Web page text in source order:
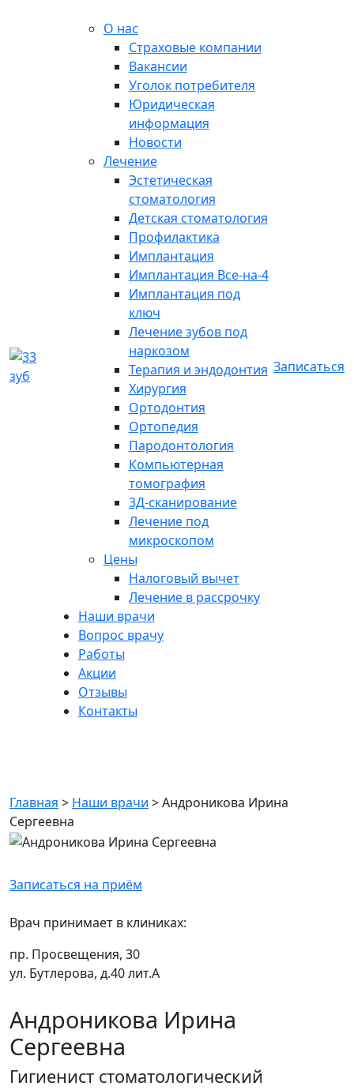
О нас
Страховые компании
Вакансии
Уголок потребителя
Юридическая
информация
Новости
Лечение
Эстетическая
стоматология
Детская стоматология
Профилактика
Имплантация
Имплантация Все-на-4
Имплантация под
ключ
Лечение зубов под
наркозом
Терапия и эндодонтия
Хирургия
Ортодонтия
Ортопедия
Пародонтология
Компьютерная
томография
3Д-сканирование
Лечение под
микроскопом
Цены
Налоговый вычет
Лечение в рассрочку
Наши врачи
Вопрос врачу
Работы
Акции
Отзывы
Контакты
Записаться
Главная > Наши врачи >Андроникова Ирина
Сергеевна
Записаться на приём
Врач принимает в клиниках:
пр. Просвещения, 30
ул. Бутлерова, д.40 лит.А
Андроникова Ирина
Сергеевна
Гигиенист стоматологический